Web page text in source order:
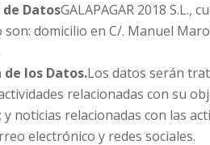
DatosGALAPAGAR 2018 S.L.,
domicilio en C/. Manuel
los Datos.Los datos serán
relacionadas con su
noticias relacionadas con las
electrónico y redes sociales.